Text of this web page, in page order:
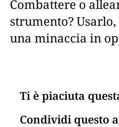
Combattere o
strumento?
una minaccia in
Ti è piaciuta
Condividi questo